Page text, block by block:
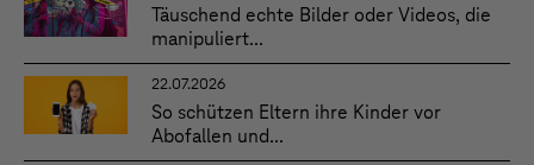
Täuschend echte Bilder oder Videos, die
manipuliert...
22.07.2026
So schützen Eltern ihre Kinder vor
Abofallen und...